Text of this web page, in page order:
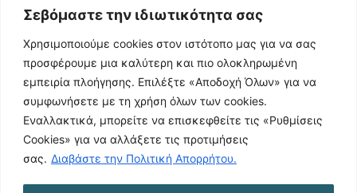
Σεβόμαστε την ιδιωτικότητα σας
Χρησιμοποιούμε cookies στον ιστότοπο μας για να σας
προσφέρουμε μια καλύτερη και πιο ολοκληρωμένη
εμπειρία πλοήγησης. Επιλέξτε «Αποδοχή Όλων» για να
συμφωνήσετε με τη χρήση όλων των cookies.
Εναλλακτικά, μπορείτε να επισκεφθείτε τις «Ρυθμίσεις
Cookies» για να αλλάξετε τις προτιμήσεις
σας. Διαβάστε την Πολιτική Απορρήτου.
ΑΚΟΛΟΥΘΗΣΕ ΜΑΣ